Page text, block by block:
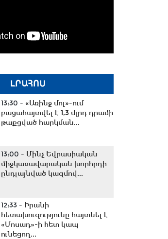
ԼՐԱՀՈՍ
13:30 - «Առինջ մոլ»-ում
բացահայտվել է 1,3 մլրդ դրամի
թաքցված հարկման...
13:00 - Մինչ Եվրասիական
միջկառավարական խորհրդի
ընդլայնված կազմով...
12:33 - Իրանի
հետախուզությունը հայտնել է
«Մոսադ»-ի հետ կապ
ունեցող...